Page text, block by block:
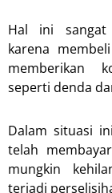
Hal ini
karena
memberikan
seperti denda
Dalam situasi
telah
mungkin
terjadi